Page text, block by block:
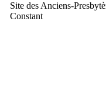
Site des Anciens-
Constant